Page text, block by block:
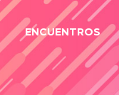
ENCUENTROS